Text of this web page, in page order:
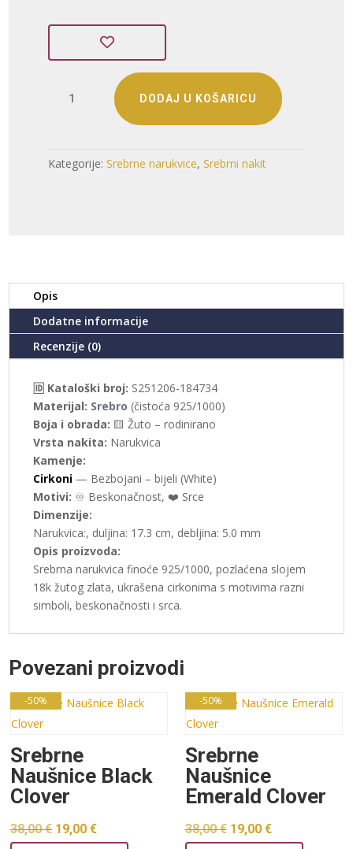
NARUKVICA
-
BESKONAČNOST
DODAJ U KOŠARICU
Kategorije:Srebrne narukvice,Srebrni nakit
Opis
Dodatne informacije
Recenzije (0)
🆔 Kataloški broj: S251206-184734
Materijal: Srebro (čistoća 925/1000)
Boja i obrada: 🟨 Žuto – rodinirano
Vrsta nakita: Narukvica
Kamenje:
Cirkoni — Bezbojani – bijeli (White)
Motivi: ♾️ Beskonačnost, ❤️ Srce
Dimenzije:
Narukvica:, duljina: 17.3 cm, debljina: 5.0 mm
Opis proizvoda:
Srebrna narukvica finoće 925/1000, pozlaćena slojem
18k žutog zlata, ukrašena cirkonima s motivima razni
simboli, beskonačnosti i srca.
Povezani proizvodi
-50%
Srebrne
Naušnice Black
Clover
38,00€ Izvorna
19,00€
-50%
Srebrne
Naušnice
Emerald Clover
38,00€ Izvorna
19,00 €